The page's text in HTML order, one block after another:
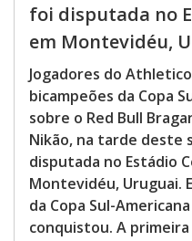
foi disputada no
em Montevidéu,
Jogadores do
bicampeões da Copa
sobre o Red Bull
Nikão, na tarde deste
disputada no Estádio
Montevidéu, Uruguai.
da Copa Sul-
conquistou. A